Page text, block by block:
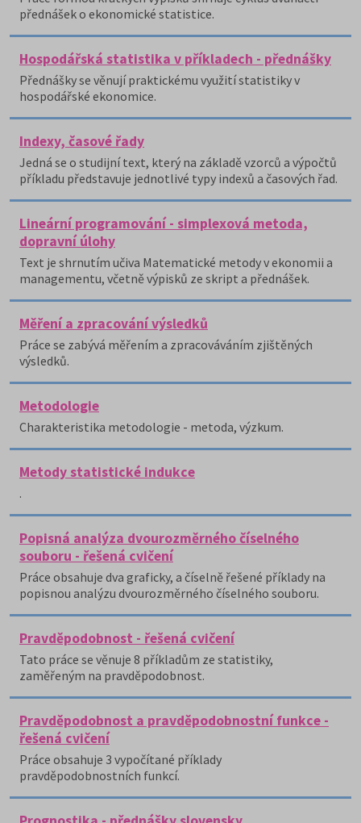
přednášek o ekonomické statistice.
Hospodářská statistika v příkladech - přednášky
Přednášky se věnují praktickému využití statistiky v
hospodářské ekonomice.
Indexy, časové řady
Jedná se o studijní text, který na základě vzorců a výpočtů
příkladu představuje jednotlivé typy indexů a časových řad.
Lineární programování - simplexová metoda,
dopravní úlohy
Text je shrnutím učiva Matematické metody v ekonomii a
managementu, včetně výpisků ze skript a přednášek.
Měření a zpracování výsledků
Práce se zabývá měřením a zpracováváním zjištěných
výsledků.
Metodologie
Charakteristika metodologie - metoda, výzkum.
Metody statistické indukce
.
Popisná analýza dvourozměrného číselného
souboru - řešená cvičení
Práce obsahuje dva graficky, a číselně řešené příklady na
popisnou analýzu dvourozměrného číselného souboru.
Pravděpodobnost - řešená cvičení
Tato práce se věnuje 8 příkladům ze statistiky,
zaměřeným na pravděpodobnost.
Pravděpodobnost a pravděpodobnostní funkce -
řešená cvičení
Práce obsahuje 3 vypočítané příklady
pravděpodobnostních funkcí.